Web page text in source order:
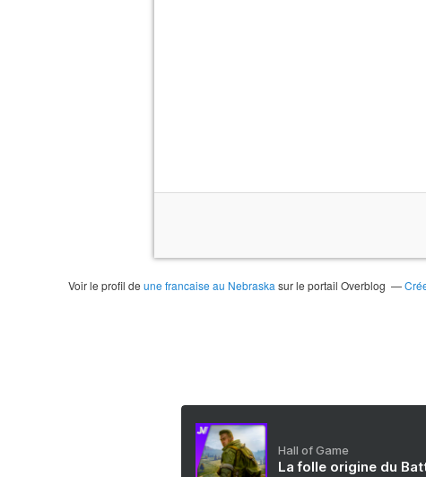
Voir le profil de une francaise au Nebraska sur le portail Overblog
Hall of Game
La folle origine du